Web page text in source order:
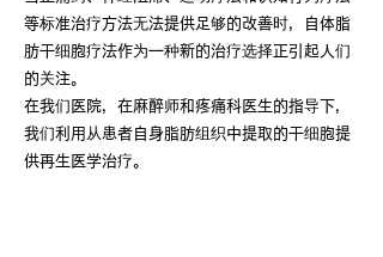
等标准治疗方法无法提供足够的改善时，自体脂
肪干细胞疗法作为一种新的治疗选择正引起人们
的关注。
在我们医院，在麻醉师和疼痛科医生的指导下，
我们利用从患者自身脂肪组织中提取的干细胞提
供再生医学治疗。